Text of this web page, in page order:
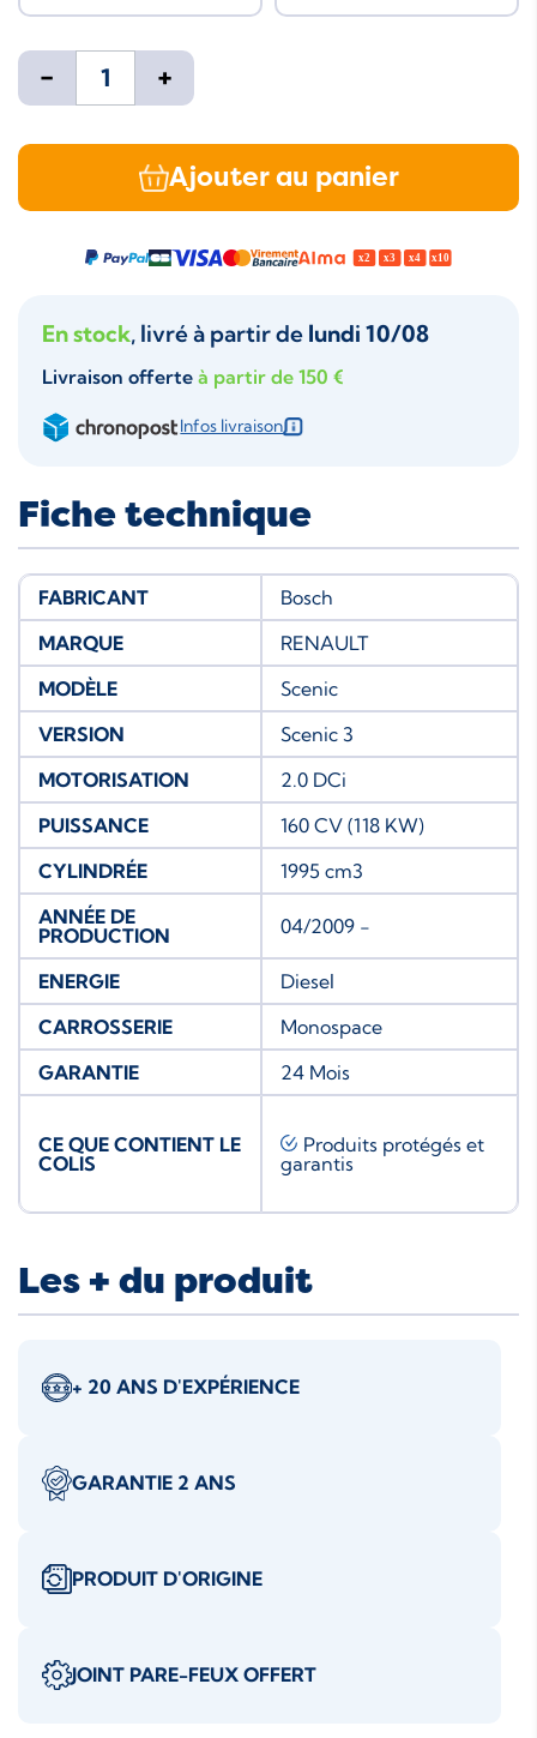
- +
Ajouter au panier
En stock, livré à partir de lundi 10/08
Livraison offerte à partir de 150 €
Infos livraison
Fiche technique
FABRICANT
Bosch
MARQUE
RENAULT
MODÈLE
Scenic
VERSION
Scenic 3
MOTORISATION
2.0 DCi
PUISSANCE
160 CV (118 KW)
CYLINDRÉE
1995 cm3
ANNÉE DE
PRODUCTION
04/2009 -
ENERGIE
Diesel
CARROSSERIE
Monospace
GARANTIE
24 Mois
CE QUE CONTIENT LE
COLIS
Produits protégés et
garantis
Les + du produit
+ 20 ANS D'EXPÉRIENCE
GARANTIE 2 ANS
PRODUIT D'ORIGINE
JOINT PARE-FEUX OFFERT